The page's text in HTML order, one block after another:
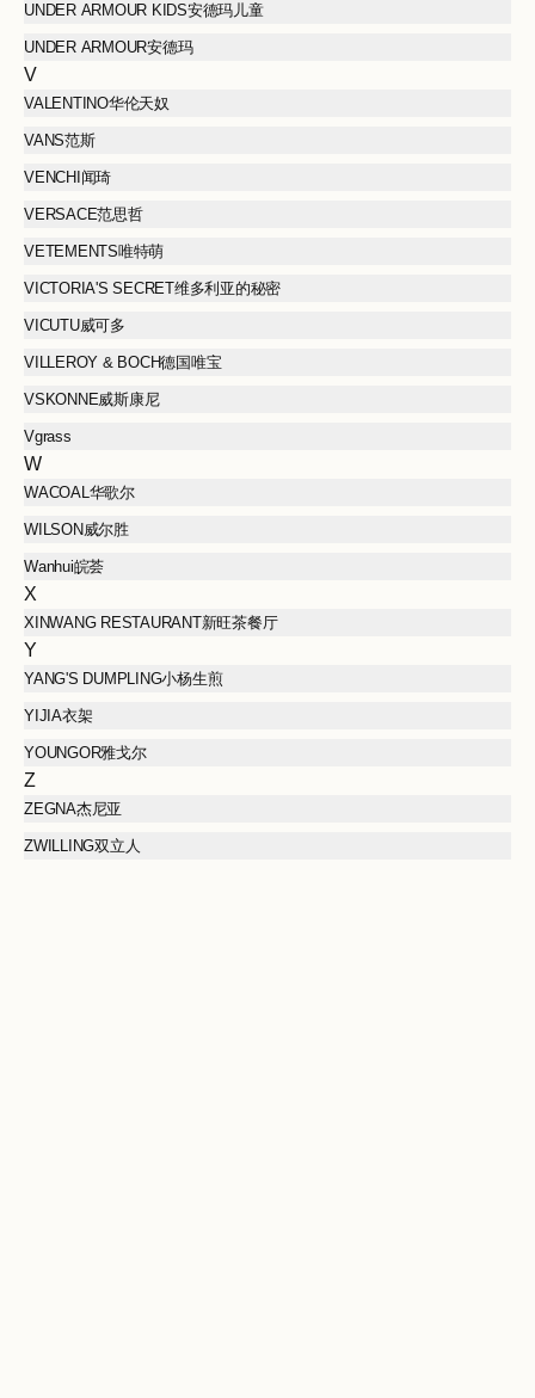
UNDER ARMOUR KIDS安德玛儿童
UNDER ARMOUR安德玛
V
VALENTINO华伦天奴
VANS范斯
VENCHI闻琦
VERSACE范思哲
VETEMENTS唯特萌
VICTORIA'S SECRET维多利亚的秘密
VICUTU威可多
VILLEROY & BOCH德国唯宝
VSKONNE威斯康尼
Vgrass
W
WACOAL华歌尔
WILSON威尔胜
Wanhui皖荟
X
XINWANG RESTAURANT新旺茶餐厅
Y
YANG'S DUMPLING小杨生煎
YIJIA衣架
YOUNGOR雅戈尔
Z
ZEGNA杰尼亚
ZWILLING双立人